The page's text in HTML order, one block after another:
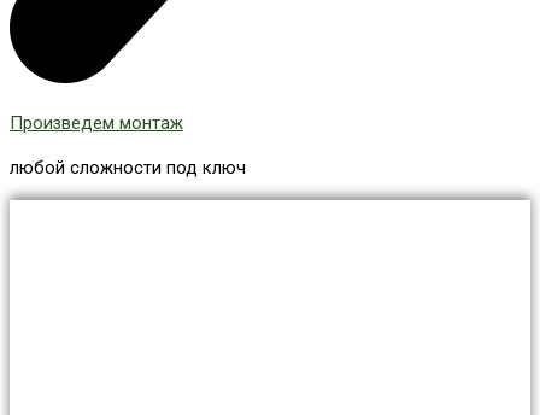
Произведем монтаж
любой сложности под ключ